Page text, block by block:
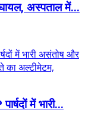
अस्पताल में...
में भारी...